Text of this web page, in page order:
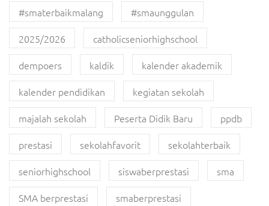
#smaterbaikmalang
#smaunggulan
2025/2026
catholicseniorhighschool
dempoers
kaldik
kalender akademik
kalender pendidikan
kegiatan sekolah
majalah sekolah
Peserta Didik Baru
ppdb
prestasi
sekolahfavorit
sekolahterbaik
seniorhighschool
siswaberprestasi
sma
SMA berprestasi
smaberprestasi